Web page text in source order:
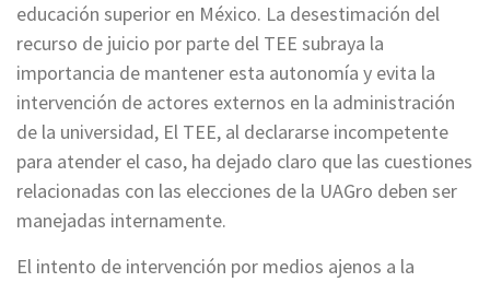
educación superior en México. La desestimación del
recurso de juicio por parte del TEE subraya la
importancia de mantener esta autonomía y evita la
intervención de actores externos en la administración
de la universidad, El TEE, al declararse incompetente
para atender el caso, ha dejado claro que las cuestiones
relacionadas con las elecciones de la UAGro deben ser
manejadas internamente.
El intento de intervención por medios ajenos a la